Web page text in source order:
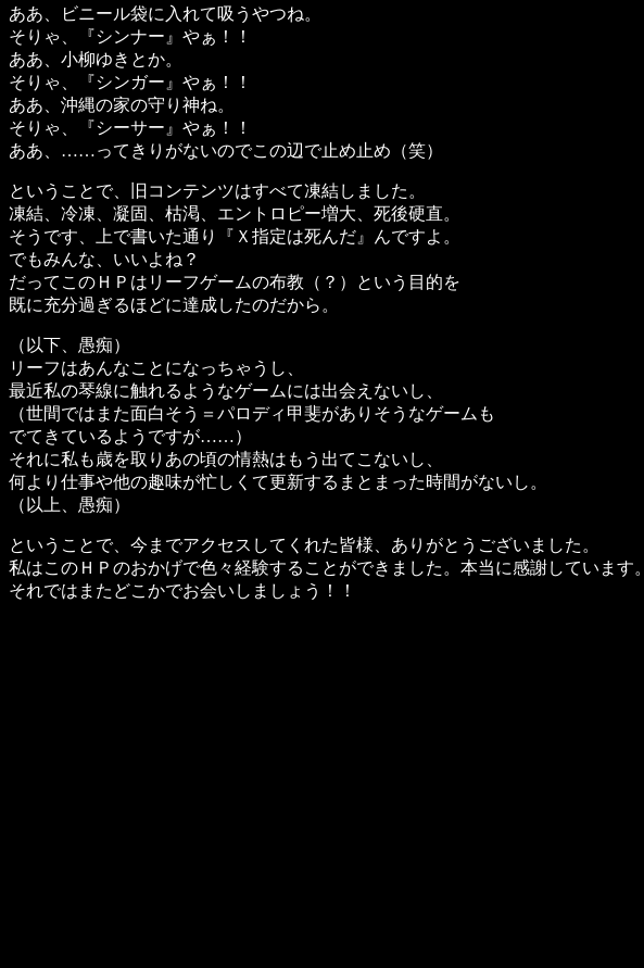
ああ、ビニール袋に入れて吸うやつね。
そりゃ、『シンナー』やぁ！！
ああ、小柳ゆきとか。
そりゃ、『シンガー』やぁ！！
ああ、沖縄の家の守り神ね。
そりゃ、『シーサー』やぁ！！
ああ、……ってきりがないのでこの辺で止め止め（笑）
ということで、旧コンテンツはすべて凍結しました。
凍結、冷凍、凝固、枯渇、エントロピー増大、死後硬直。
そうです、上で書いた通り『Ｘ指定は死んだ』んですよ。
でもみんな、いいよね？
だってこのＨＰはリーフゲームの布教（？）という目的を
既に充分過ぎるほどに達成したのだから。
（以下、愚痴）
リーフはあんなことになっちゃうし、
最近私の琴線に触れるようなゲームには出会えないし、
（世間ではまた面白そう＝パロディ甲斐がありそうなゲームも
でてきているようですが……）
それに私も歳を取りあの頃の情熱はもう出てこないし、
何より仕事や他の趣味が忙しくて更新するまとまった時間がないし。
（以上、愚痴）
ということで、今までアクセスしてくれた皆様、ありがとうございました。
私はこのＨＰのおかげで色々経験することができました。本当に感謝しています。
それではまたどこかでお会いしましょう！！